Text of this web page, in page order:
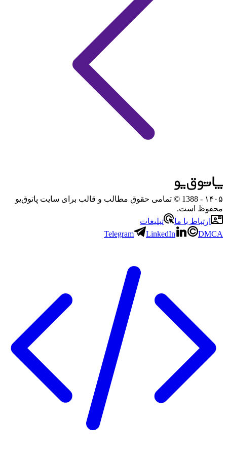
۱۴۰۵
- 1388 © تمامی حقوق مطالب و قالب برای سایت پاتوق‌یو
محفوظ است.
ارتباط با ما
تبلیغات
Telegram
LinkedIn DMCA